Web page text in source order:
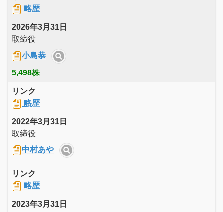
略歴
2026年3月31日
取締役
小島恭
5,498株
リンク
略歴
2022年3月31日
取締役
中村あや
リンク
略歴
2023年3月31日